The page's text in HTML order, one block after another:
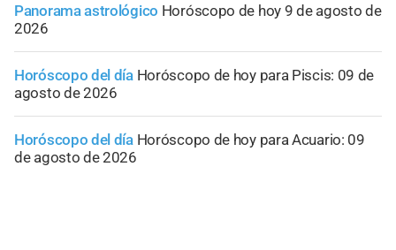
Panorama astrológico Horóscopo de hoy 9 de agosto de
2026
Horóscopo del día Horóscopo de hoy para Piscis: 09 de
agosto de 2026
Horóscopo del día Horóscopo de hoy para Acuario: 09
de agosto de 2026